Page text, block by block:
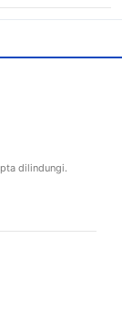
dilindungi.